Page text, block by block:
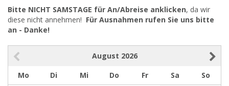
Bitte NICHT SAMSTAGE für An/Abreise anklicken, da wir
diese nicht annehmen! Für Ausnahmen rufen Sie uns bitte
an - Danke!
August 2026
Mo
Di Mi Do Fr Sa
So